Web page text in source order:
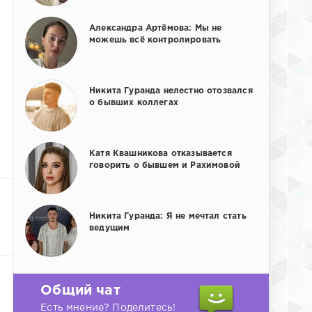
Александра Артёмова: Мы не
можешь всё контролировать
Никита Гуранда нелестно отозвался
о бывших коллегах
Катя Квашникова отказывается
говорить о бывшем и Рахимовой
Никита Гуранда: Я не мечтал стать
ведущим
Общий чат
Есть мнение? Поделитесь!